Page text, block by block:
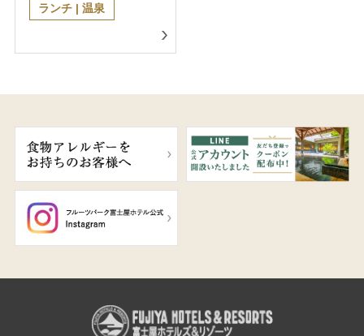
ランチ | 温泉